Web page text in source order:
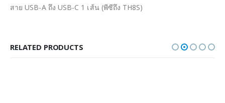
สาย USB-A ถึง USB-C 1 เส้น (พีซีถึง TH8S)
RELATED PRODUCTS